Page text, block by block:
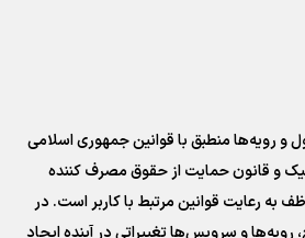
و رویه‏‌ها منطبق با قوانین جمهوری اسلامی
و قانون حمایت از حقوق مصرف کننده
به رعایت قوانین مرتبط با کاربر است. در
و سرویس‏‌ها تغییراتی در آینده ایجاد